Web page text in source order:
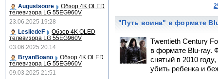
"Путь воина" в формате
Twentieth Century
в формате Blu-ray.
снятый в 2010
убить ребенка и
Augustsoore
Обзор 4K OLED
телевизора LG 55EG960V
23.06.2025 19:28
LesliedeF
Обзор 4K OLED
телевизора LG 55EG960V
03.06.2025 20:14
BryanBoano
Обзор 4K OLED
телевизора LG 55EG960V
09.03.2025 21:51